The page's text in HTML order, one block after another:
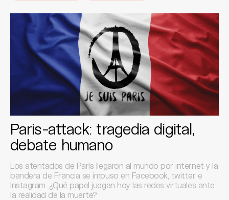
Paris-attack: tragedia digital,
debate humano
Los atentados de París llegaron al mundo por internet y la
bandera de Francia se impuso en Facebook, twitter e
Instagram. ¿Qué papel juegan hoy las redes virtuales ante
la realidad de la muerte?